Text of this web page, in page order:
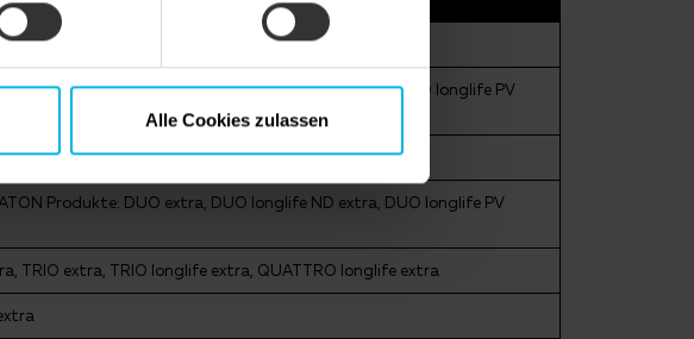
Alle Cookies zulassen
Produkte: DUO extra, DUO longlife ND extra, DUO longlife PV
Produkte: DUO longlife ND extra
Produkte: DUO extra, DUO longlife ND extra, DUO longlife PV
TRIO extra, TRIO longlife extra, QUATTRO longlife extra